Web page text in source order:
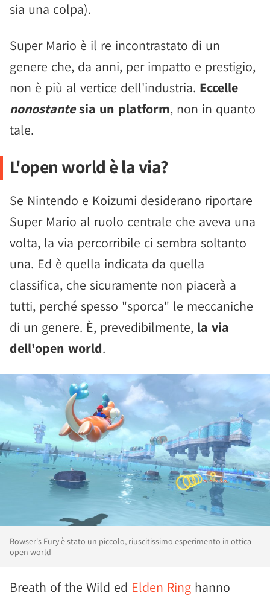
sia una colpa).
Super Mario è il re incontrastato di un
genere che, da anni, per impatto e prestigio,
non è più al vertice dell'industria. Eccelle
nonostantesia un platform, non in quanto
tale.
L'open world è la via?
Se Nintendo e Koizumi desiderano riportare
Super Mario al ruolo centrale che aveva una
volta, la via percorribile ci sembra soltanto
una. Ed è quella indicata da quella
classifica, che sicuramente non piacerà a
tutti, perché spesso "sporca" le meccaniche
di un genere. È, prevedibilmente, la via
dell'open world.
Bowser's Fury è stato un piccolo, riuscitissimo esperimento in ottica
open world
Breath of the Wild ed Elden Ring hanno